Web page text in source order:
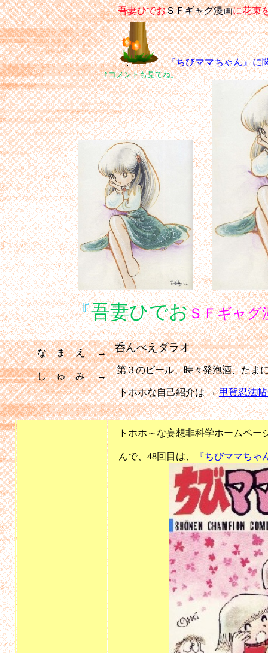
吾妻ひでおＳＦギャグ漫画に花束
『ちびママちゃん』に
↑コメントも見てね。
『吾妻ひでおＳＦギャグ
な ま え →
し ゅ み →
呑んべえダラオ
第３のビール、時々発泡酒、たま
トホホな自己紹介は →甲賀忍法
をご覧下
トホホ～な妄想非科学ホームペー
んで、48回目は、 『ちびママち